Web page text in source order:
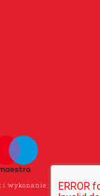
i wykonanie: Wee Click